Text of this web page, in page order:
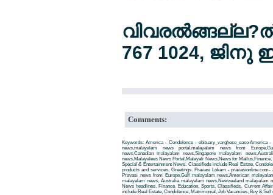
767 1024, ജിനു
Comments:
Keywords: America - Condolence - obituary_varghese_easo America
news,malayalam news portal,malayalam news from
news,Canadian malayalam news,Singapore malayalam
news,Malayalees News Portal,Malayali News,News for
Special & Entertainment News. Classifieds include Real Estate,
products and services, Greetings. Pravasi Lokam -
Pravasi news from Europe,Gulf malayalam news,American
malayalam news, Australia malayalam news,Newzealand malayalam
News headlines, Finance, Education, Sports, Classifieds, Current
include Real Estate, Condolence, Matrimonial, Job Vacancies, Buy &